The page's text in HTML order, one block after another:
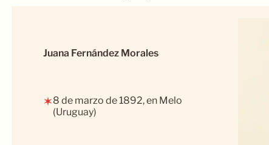
Juana Fernández Morales
✶8 de marzo de 1892, en Melo
(Uruguay)